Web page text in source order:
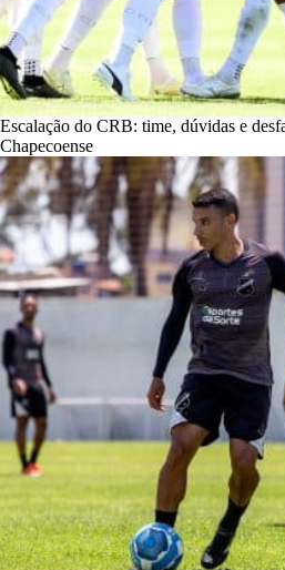
Escalação do CRB: time, dúvidas e
Chapecoense